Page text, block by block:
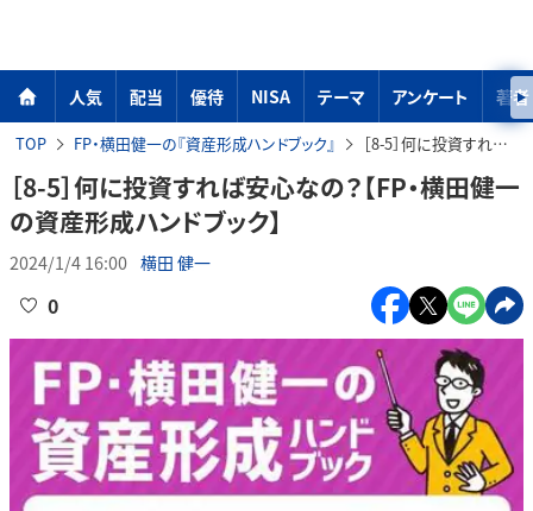
人気 配当 優待 NISA テーマ アンケート 著者
TOP FP・横田健一の『資産形成ハンドブック』 ［8-5］何に投資すれば安心なの？【FP・横田健一の資産形成ハンドブック】
［8-5］何に投資すれば安心なの？【FP・横田健一
の資産形成ハンドブック】
2024/1/4 16:00 横田 健一
0